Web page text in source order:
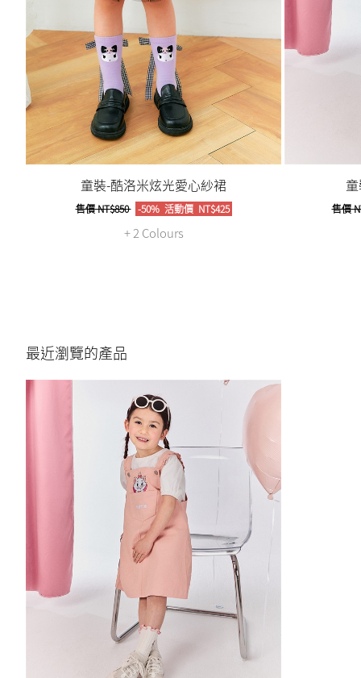
童裝-酷洛米炫光愛心紗裙
售價NT$850 -50% 活動價NT$425
+ 2 Colours
售價
最近瀏覽的產品